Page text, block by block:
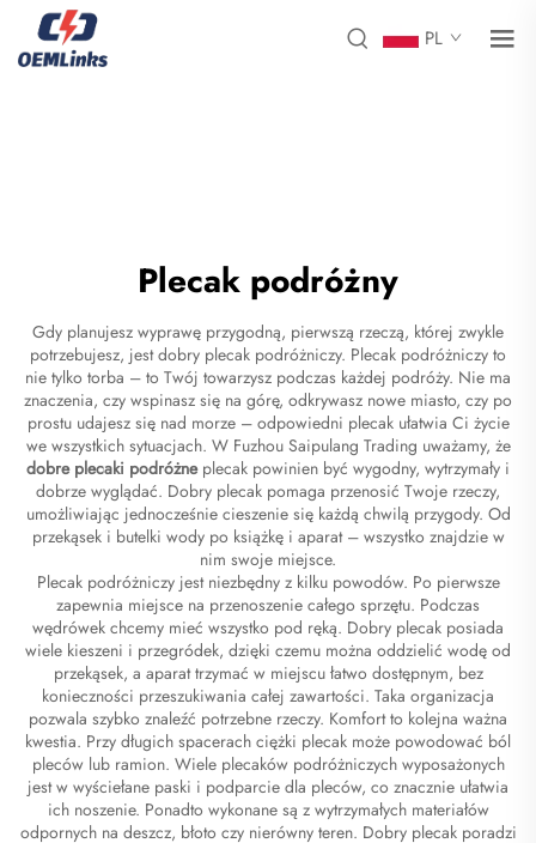
PL
Plecak podróżny
Gdy planujesz wyprawę przygodną, pierwszą rzeczą, której zwykle
potrzebujesz, jest dobry plecak podróżniczy. Plecak podróżniczy to
nie tylko torba – to Twój towarzysz podczas każdej podróży. Nie ma
znaczenia, czy wspinasz się na górę, odkrywasz nowe miasto, czy po
prostu udajesz się nad morze – odpowiedni plecak ułatwia Ci życie
we wszystkich sytuacjach. W Fuzhou Saipulang Trading uważamy, że
dobre plecaki podróżne plecak powinien być wygodny, wytrzymały i
dobrze wyglądać. Dobry plecak pomaga przenosić Twoje rzeczy,
umożliwiając jednocześnie cieszenie się każdą chwilą przygody. Od
przekąsek i butelki wody po książkę i aparat – wszystko znajdzie w
nim swoje miejsce.
Plecak podróżniczy jest niezbędny z kilku powodów. Po pierwsze
zapewnia miejsce na przenoszenie całego sprzętu. Podczas
wędrówek chcemy mieć wszystko pod ręką. Dobry plecak posiada
wiele kieszeni i przegródek, dzięki czemu można oddzielić wodę od
przekąsek, a aparat trzymać w miejscu łatwo dostępnym, bez
konieczności przeszukiwania całej zawartości. Taka organizacja
pozwala szybko znaleźć potrzebne rzeczy. Komfort to kolejna ważna
kwestia. Przy długich spacerach ciężki plecak może powodować ból
pleców lub ramion. Wiele plecaków podróżniczych wyposażonych
jest w wyściełane paski i podparcie dla pleców, co znacznie ułatwia
ich noszenie. Ponadto wykonane są z wytrzymałych materiałów
odpornych na deszcz, błoto czy nierówny teren. Dobry plecak poradzi